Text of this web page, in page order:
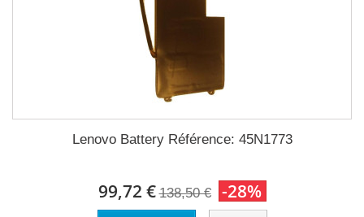
Lenovo Battery Référence: 45N1773
99,72 € 138,50 € -28%